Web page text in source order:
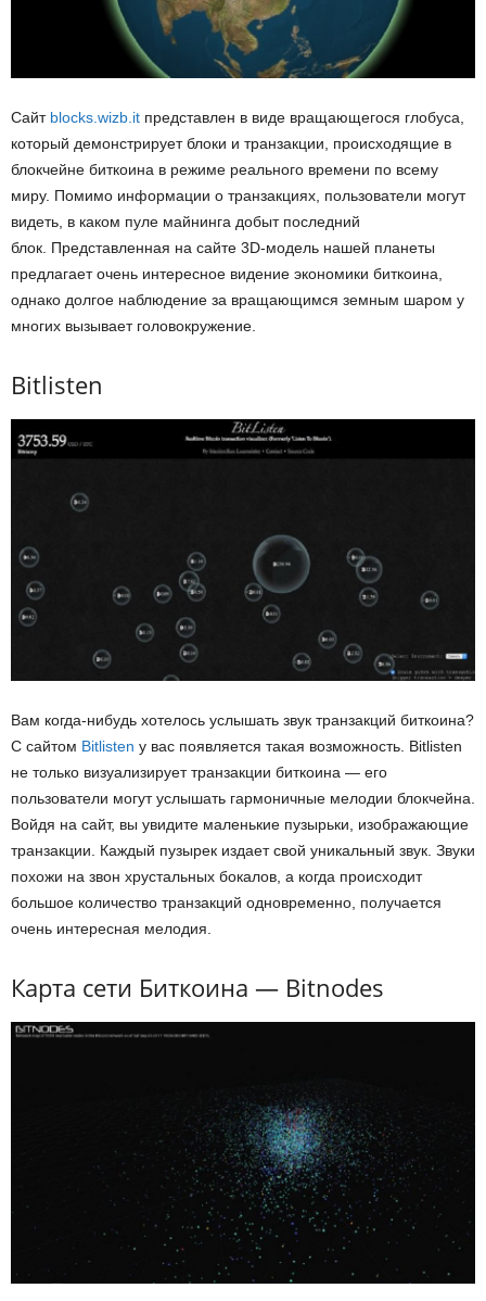
Сайт blocks.wizb.it представлен в виде вращающегося глобуса,
который демонстрирует блоки и транзакции, происходящие в
блокчейне биткоина в режиме реального времени по всему
миру. Помимо информации о транзакциях, пользователи могут
видеть, в каком пуле майнинга добыт последний
блок. Представленная на сайте 3D-модель нашей планеты
предлагает очень интересное видение экономики биткоина,
однако долгое наблюдение за вращающимся земным шаром у
многих вызывает головокружение.
Bitlisten
Вам когда-нибудь хотелось услышать звук транзакций биткоина?
С сайтом Bitlisten у вас появляется такая возможность. Bitlisten
не только визуализирует транзакции биткоина — его
пользователи могут услышать гармоничные мелодии блокчейна.
Войдя на сайт, вы увидите маленькие пузырьки, изображающие
транзакции. Каждый пузырек издает свой уникальный звук. Звуки
похожи на звон хрустальных бокалов, а когда происходит
большое количество транзакций одновременно, получается
очень интересная мелодия.
Карта сети Биткоина — Bitnodes